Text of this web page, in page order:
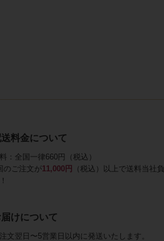
料金について
：全国一律660円（税込）
のご注文が11,000円
（税込）以上で送料当社負
けについて
文翌日〜5営業日以内に発送いたします。